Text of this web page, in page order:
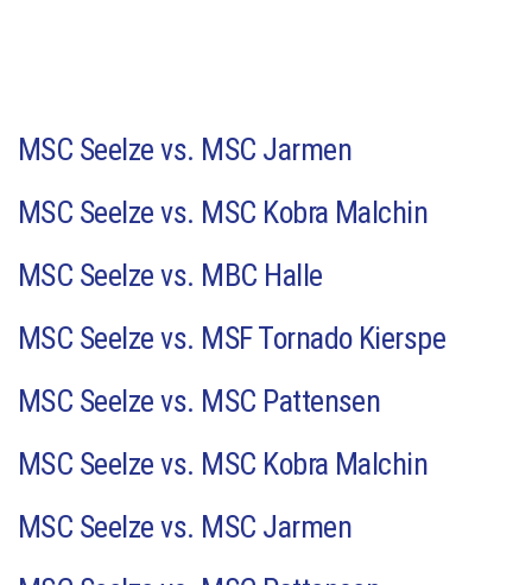
MSC Seelze vs. MSC Jarmen
MSC Seelze vs. MSC Kobra Malchin
MSC Seelze vs. MBC Halle
MSC Seelze vs. MSF Tornado Kierspe
MSC Seelze vs. MSC Pattensen
MSC Seelze vs. MSC Kobra Malchin
MSC Seelze vs. MSC Jarmen